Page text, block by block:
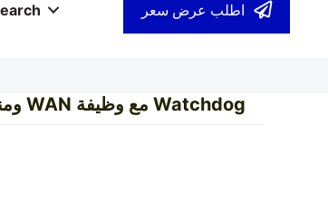
اطلب عرض سعر
موجه 5G صناعي بشريحتي اتصال و4 منافذ LAN ومنفذ WAN مع وظيفة Watchdog